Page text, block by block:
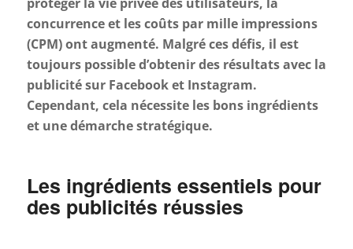
concurrence et les coûts par mille impressions
(CPM) ont augmenté. Malgré ces défis, il est
toujours possible d’obtenir des résultats avec la
publicité sur Facebook et Instagram.
Cependant, cela nécessite les bons ingrédients
et une démarche stratégique.
Les ingrédients essentiels pour
des publicités réussies